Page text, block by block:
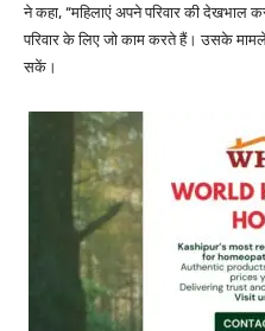
ने कहा, “महिलाएं अपने परिवार की देखभाल
परिवार के लिए जो काम करते हैं। उसके
सकें।